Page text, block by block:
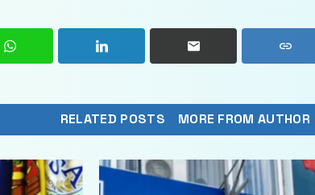
RELATED POSTS MORE FROM AUTHOR